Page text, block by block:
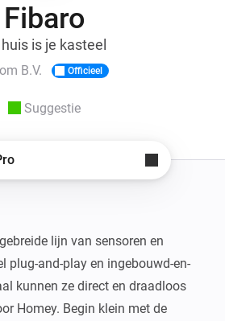
Fibaro
is je kasteel
B.V. Officieel
Suggestie
lijn van sensoren en
plug-and-play en ingebouwd-en-
kunnen ze direct en draadloos
Homey. Begin klein met de